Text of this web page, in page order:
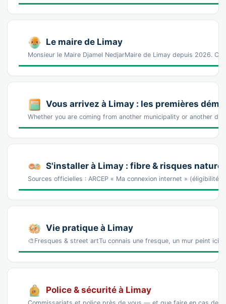
Le maire de Limay
Monsieur le Maire Djamel NedjarMaire de Limay depuis 2026.
Vous arrivez à Limay : les premières
Whether you are coming from another municipality or another
S'installer à Limay : fibre & risques
Sources officielles : ARCEP « Ma connexion internet » (éligibilité
Vie pratique à Limay
🎨Fresques & street artTu connais une fresque, un mur peint ici
Police & sécurité à Limay